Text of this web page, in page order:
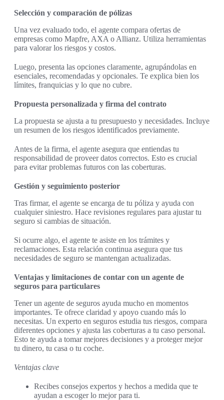
Selección y comparación de pólizas
Una vez evaluado todo, el agente compara ofertas de
empresas como Mapfre, AXA o Allianz. Utiliza herramientas
para valorar los riesgos y costos.
Luego, presenta las opciones claramente, agrupándolas en
esenciales, recomendadas y opcionales. Te explica bien los
límites, franquicias y lo que no cubre.
Propuesta personalizada y firma del contrato
La propuesta se ajusta a tu presupuesto y necesidades. Incluye
un resumen de los riesgos identificados previamente.
Antes de la firma, el agente asegura que entiendas tu
responsabilidad de proveer datos correctos. Esto es crucial
para evitar problemas futuros con las coberturas.
Gestión y seguimiento posterior
Tras firmar, el agente se encarga de tu póliza y ayuda con
cualquier siniestro. Hace revisiones regulares para ajustar tu
seguro si cambias de situación.
Si ocurre algo, el agente te asiste en los trámites y
reclamaciones. Esta relación continua asegura que tus
necesidades de seguro se mantengan actualizadas.
Ventajas y limitaciones de contar con un agente de
seguros para particulares
Tener un agente de seguros ayuda mucho en momentos
importantes. Te ofrece claridad y apoyo cuando más lo
necesitas. Un experto en seguros estudia tus riesgos, compara
diferentes opciones y ajusta las coberturas a tu caso personal.
Esto te ayuda a tomar mejores decisiones y a proteger mejor
tu dinero, tu casa o tu coche.
Ventajas clave
Recibes consejos expertos y hechos a medida que te
ayudan a escoger lo mejor para ti.